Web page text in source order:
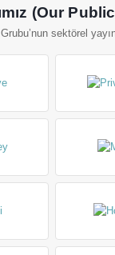
(Our
sektörel